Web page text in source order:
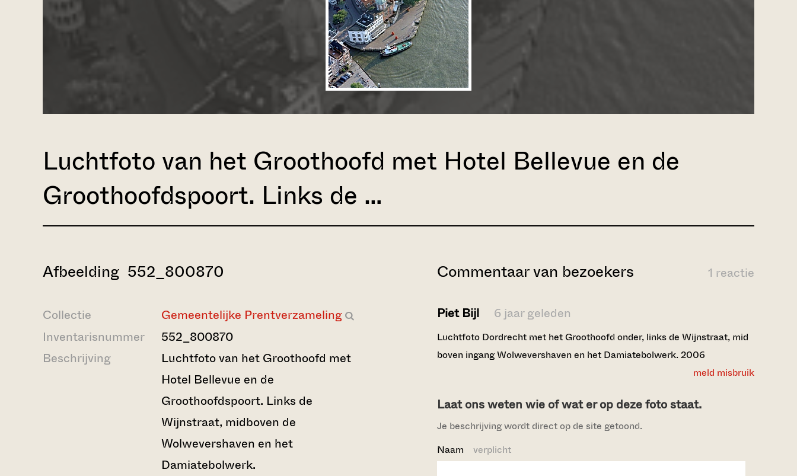
Luchtfoto van het Groothoofd met Hotel Bellevue en de
Groothoofdspoort. Links de …
Afbeelding 552_800870
Collectie
Gemeentelijke Prentverzameling
Inventarisnummer
552_800870
Beschrijving
Luchtfoto van het Groothoofd met
Hotel Bellevue en de
Groothoofdspoort. Links de
Wijnstraat, midboven de
Wolwevershaven en het
Damiatebolwerk.
1 reactie
Commentaar van bezoekers
Piet Bijl 6 jaar geleden
Luchtfoto Dordrecht met het Groothoofd onder, links de Wijnstraat, mid
boven ingang Wolwevershaven en het Damiatebolwerk. 2006
meld misbruik
Laat ons weten wie of wat er op deze foto staat.
Je beschrijving wordt direct op de site getoond.
Naam verplicht